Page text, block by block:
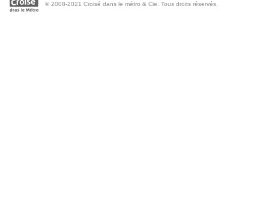
© 2008-2021 Croisé dans le métro & Cie. Tous droits réservés.